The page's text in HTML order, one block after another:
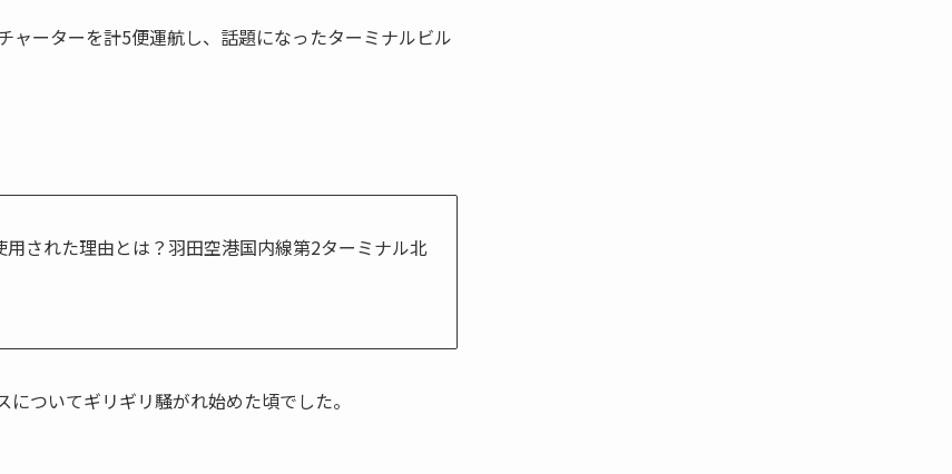
ャーターを計5便運航し、話題になったターミナルビル
された理由とは？羽田空港国内線第2ターミナル北
ついてギリギリ騒がれ始めた頃でした。